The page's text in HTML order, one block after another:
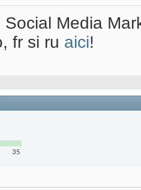
Social Media
fr si ru aici!
35